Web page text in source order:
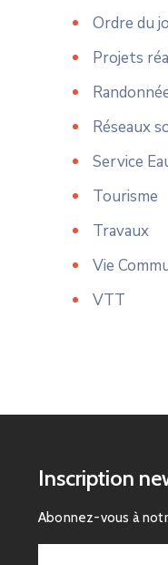
Ordre du
Projets
Réseaux
Service
Tourisme
Travaux
Vie
VTT
Inscription
Abonnez-vous à